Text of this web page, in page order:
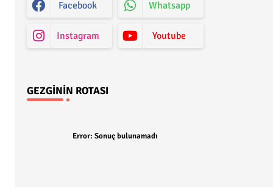
Facebook Whatsapp
Instagram Youtube
GEZGININ ROTASI
Error: Sonuç bulunamadı